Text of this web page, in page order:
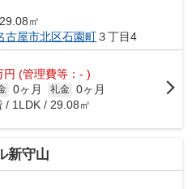
㎡
古屋市北区石園町３丁目4
円 (管理費等：- )
0ヶ月 礼金 0ヶ月
/ 1LDK / 29.08㎡
新守山